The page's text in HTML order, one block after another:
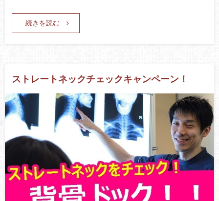
続きを読む
ストレートネックチェックキャンペーン！